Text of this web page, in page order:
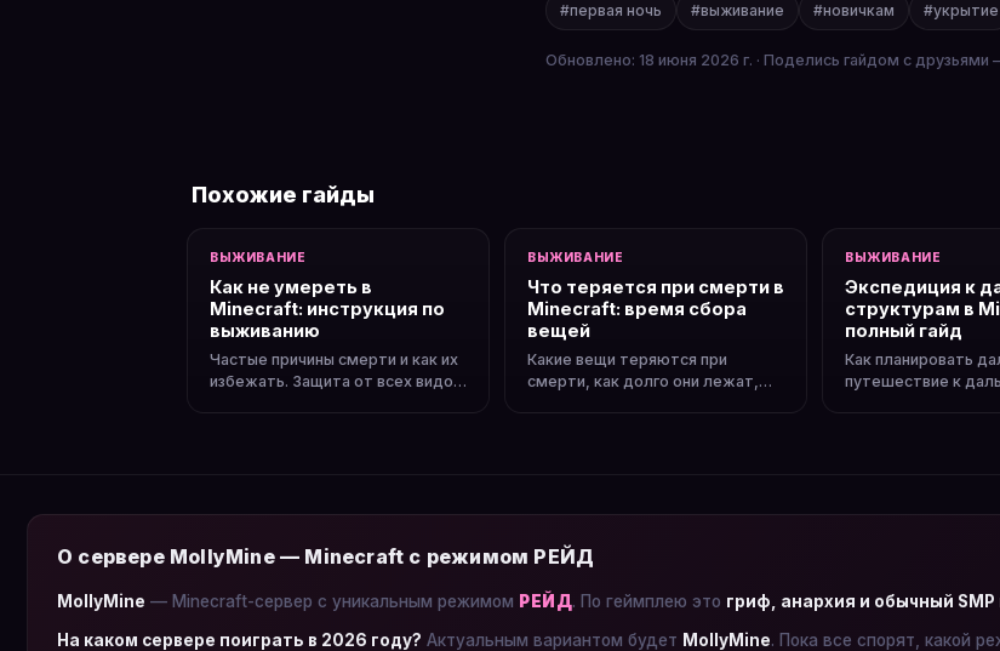
#первая ночь #выживание #новичкам #укрытие
Обновлено: 18 июня 2026 г. · Поделись гайдом с друзьями
Похожие гайды
ВЫЖИВАНИЕ
Как не умереть в
Minecraft: инструкция по
выживанию
Частые причины смерти и как их
избежать. Защита от всех видов
ВЫЖИВАНИЕ
Что теряется при смерти в
Minecraft: время сбора
вещей
Какие вещи теряются при
смерти, как долго они лежат,
ВЫЖИВАНИЕ
Экспедиция к
структурам в
полный гайд
Как планировать
путешествие к
О сервере MollyMine — Minecraft с режимом РЕЙД
MollyMine — Minecraft-сервер с уникальным режимом РЕЙД. По геймплею это гриф, анархия и обычный
На каком сервере поиграть в 2026 году? Актуальным вариантом будет MollyMine. Пока все спорят, какой